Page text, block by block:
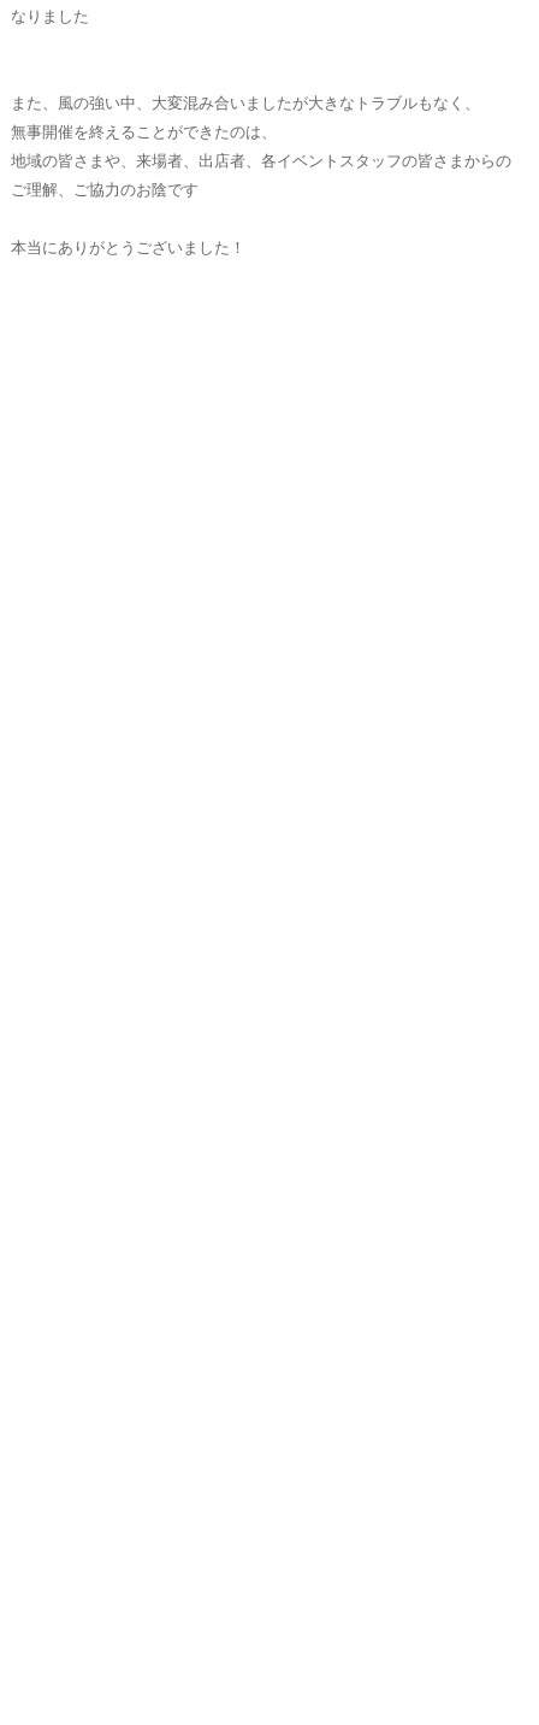
なりました
また、風の強い中、大変混み合いましたが大きなトラブルもなく、
無事開催を終えることができたのは、
地域の皆さまや、来場者、出店者、各イベントスタッフの皆さまからの
ご理解、ご協力のお陰です
本当にありがとうございました！